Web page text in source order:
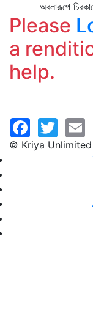
অবলারূপে
Please
a
help.
© Kriya